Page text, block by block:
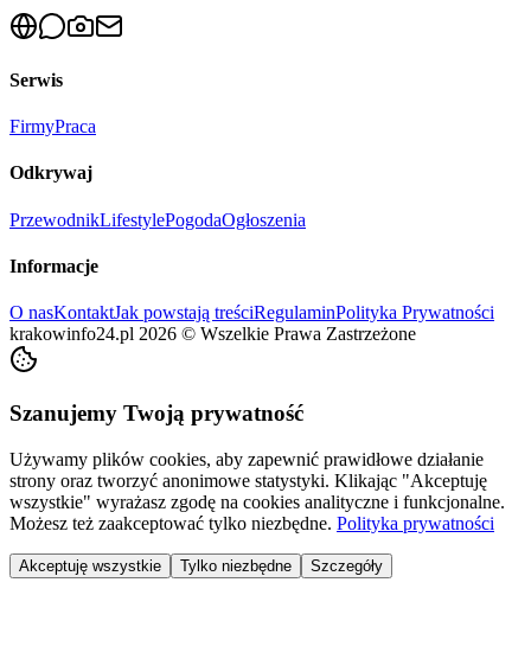
Serwis
FirmyPraca
Odkrywaj
PrzewodnikLifestylePogodaOgłoszenia
Informacje
O nasKontaktJak powstają treściRegulaminPolityka Prywatności
krakowinfo24.pl 2026 © Wszelkie Prawa Zastrzeżone
Szanujemy Twoją prywatność
Używamy plików cookies, aby zapewnić prawidłowe działanie
strony oraz tworzyć anonimowe statystyki. Klikając "Akceptuję
wszystkie" wyrażasz zgodę na cookies analityczne i funkcjonalne.
Możesz też zaakceptować tylko niezbędne. Polityka prywatności
Akceptuję wszystkie Tylko niezbędne Szczegóły